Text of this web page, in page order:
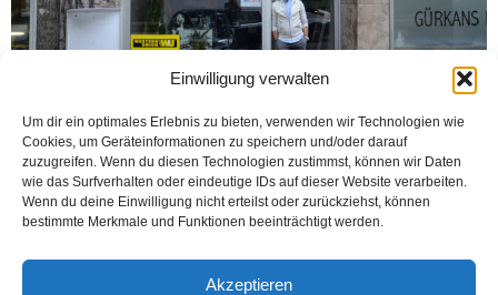
Einwilligung verwalten
Um dir ein optimales Erlebnis zu bieten, verwenden wir Technologien wie
Cookies, um Geräteinformationen zu speichern und/oder darauf
zuzugreifen. Wenn du diesen Technologien zustimmst, können wir Daten
wie das Surfverhalten oder eindeutige IDs auf dieser Website verarbeiten.
Wenn du deine Einwilligung nicht erteilst oder zurückziehst, können
bestimmte Merkmale und Funktionen beeinträchtigt werden.
Akzeptieren
BIELEFELD (Öztürk) Bielefeld şehir merkezinde, Herbert-Hinnendahl-Straße 9
adresinde hizmet veren Reisebüro Eroğlu’nun sahibi Erdem Eroğlu, bu sene
yaz sezonunda Türkiye’nin tatil için tercih edilen...